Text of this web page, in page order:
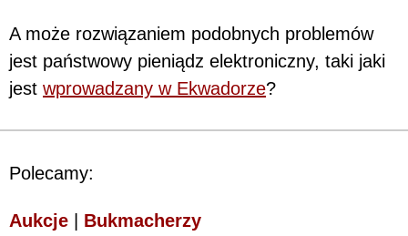
A może rozwiązaniem podobnych problemów
jest państwowy pieniądz elektroniczny, taki jaki
jest wprowadzany w Ekwadorze?
Polecamy:
Aukcje Bukmacherzy